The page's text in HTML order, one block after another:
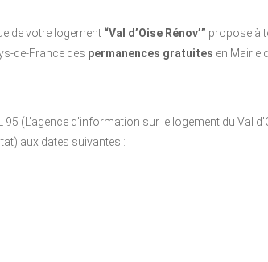
de votre logement “Val d’Oise Rénov’” propose à
de-France des permanences gratuites en Mairie
95 (L’agence d’information sur le logement du Val
aux dates suivantes :